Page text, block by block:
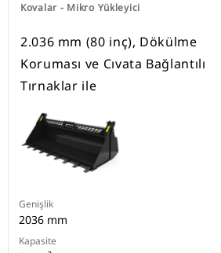
Kovalar - Mikro Yükleyici
2.036 mm (80 inç), Dökülme
Koruması ve Cıvata Bağlantılı
Tırnaklar ile
Genişlik
2036 mm
Kapasite